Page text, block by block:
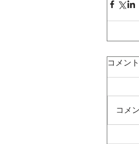
コメント
コメ